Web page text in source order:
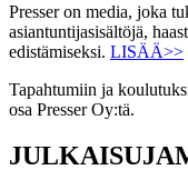
Presser on media, joka
asiantuntijasisältöjä,
edistämiseksi. LISÄÄ>>
Tapahtumiin ja
osa Presser Oy:tä.